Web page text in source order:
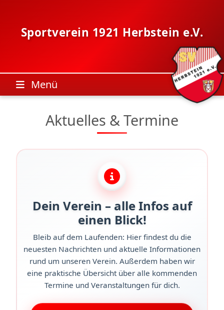
contentSportverein 1921 Herbstein e.V.
Menü
Aktuelles & Termine
Dein Verein – alle Infos auf
einen Blick!
Bleib auf dem Laufenden: Hier findest du die
neuesten Nachrichten und aktuelle Informationen
rund um unseren Verein. Außerdem haben wir
eine praktische Übersicht über alle kommenden
Termine und Veranstaltungen für dich.